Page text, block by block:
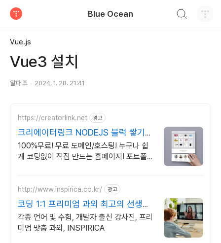
Blue Ocean
Vue.js
Vue3 설치
알파 조 2024. 1. 28. 21:41
https://creatorlink.net 광고
크리에이터링크 NODEJS 블럭 쌓기로
만드는 홈페이지
100%무료! 무료 도메인/호스팅! 누구나 쉽
게 코딩없이 직접 만드는 홈페이지! 포트폴리
http://www.inspirica.co.kr/ 광고
코딩 1:1 프리미엄 과외 최고의 선생님
들과 함께
각종 언어 및 수험, 개발자 출신 강사진, 프리
미엄 맞춤 과외, INSPIRICA